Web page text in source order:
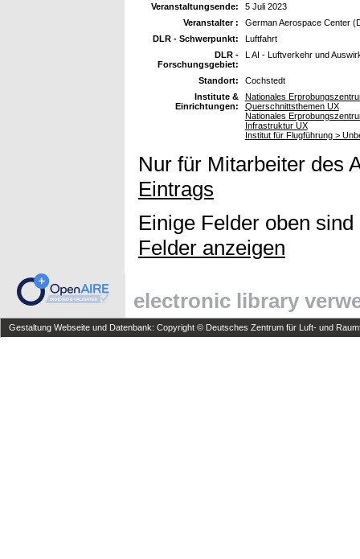
Veranstaltungsende:
5 Juli 2023
Veranstalter :
German Aerospace Center
DLR - Schwerpunkt:
Luftfahrt
DLR -
Forschungsgebiet:
L AI - Luftverkehr und
Standort:
Cochstedt
Institute &
Einrichtungen:
Nationales
Querschnittsthemen UX
Nationales
Infrastruktur UX
Institut für Flugführung >
Nur für Mitarbeiter des
Eintrags
Einige Felder oben
Felder anzeigen
electronic library
Gestaltung Webseite und Datenbank: Copyright © Deutsches Zentrum für Luft- und